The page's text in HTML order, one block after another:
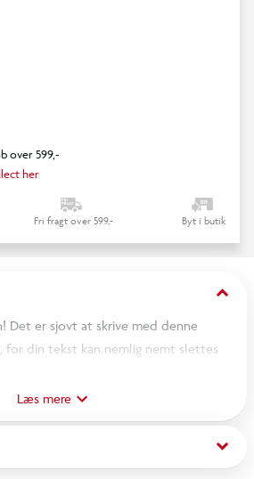
over 599,-
her
Fri fragt over 599,- Byt i butik
keyboard_arrow_down
Det er sjovt at skrive med denne
for din tekst kan nemlig nemt slettes
(varmefølsomt blåt blæk, der
når det opvarmes). Smart, ikke?
behageligt blødt touch og
pastelfarver. Findes i tre forskellige
Læs mere
keyboard_arrow_down